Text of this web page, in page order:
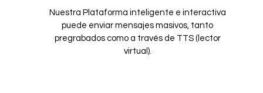
Nuestra Plataforma inteligente e interactiva
puede enviar mensajes masivos, tanto
pregrabados como a través de TTS (lector
virtual).